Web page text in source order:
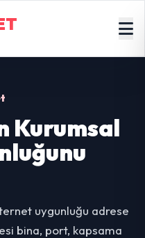
Kurumsal
uygunluğu adrese
bina, port, kapsama